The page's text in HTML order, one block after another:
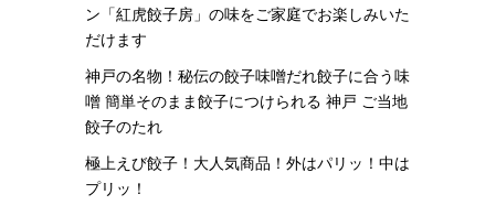
ン「紅虎餃子房」の味をご家庭でお楽しみいた
だけます
神戸の名物！秘伝の餃子味噌だれ餃子に合う味
噌 簡単そのまま餃子につけられる 神戸 ご当地
餃子のたれ
極上えび餃子！大人気商品！外はパリッ！中は
プリッ！